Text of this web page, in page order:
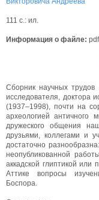
111 с.: ил.
Информация о файле:
Сборник научных
исследователя, доктора
(1937–1998), почти на
археологией античного
дружеского общения
друзьями, коллегами и
достаточно
неопубликованной
аккадской глиптикой или
Аттике вопросы
Боспора.